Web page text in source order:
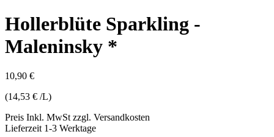
Hollerblüte Sparkling -
Maleninsky *
10,90 €
(14,53 € /L)
Preis Inkl. MwSt zzgl. Versandkosten
Lieferzeit 1-3 Werktage